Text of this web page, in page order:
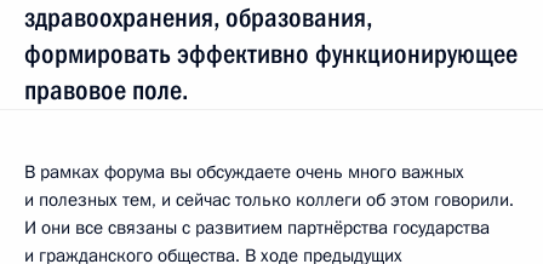
здравоохранения, образования,
формировать эффективно функционирующее
правовое поле.
В рамках форума вы обсуждаете очень много важных
и полезных тем, и сейчас только коллеги об этом говорили.
И они все связаны с развитием партнёрства государства
и гражданского общества. В ходе предыдущих